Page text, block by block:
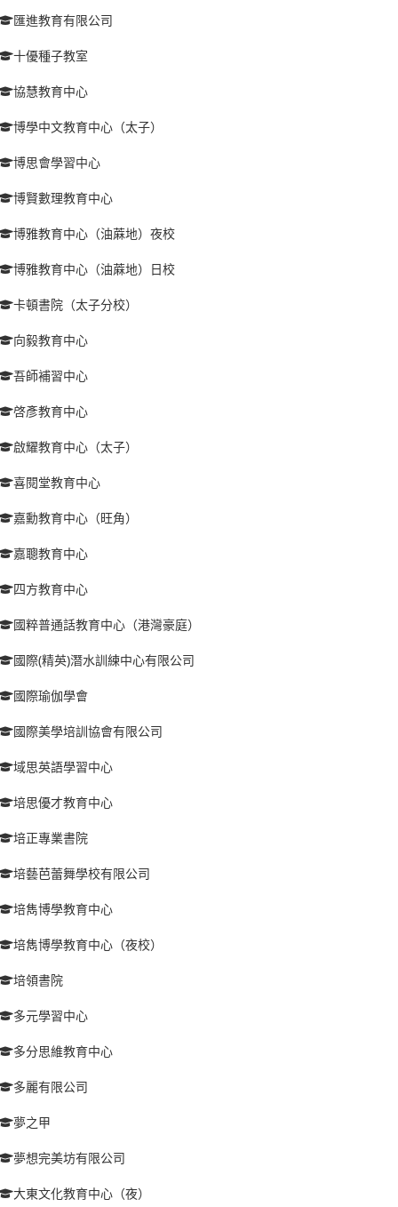
匯進教育有限公司
十優種子教室
協慧教育中心
博學中文教育中心（太子）
博思會學習中心
博賢數理教育中心
博雅教育中心（油蔴地）夜校
博雅教育中心（油蔴地）日校
卡頓書院（太子分校）
向毅教育中心
吾師補習中心
啓彥教育中心
啟耀教育中心（太子）
喜閱堂教育中心
嘉勳教育中心（旺角）
嘉聰教育中心
四方教育中心
國粹普通話教育中心（港灣豪庭）
國際(精英)潛水訓練中心有限公司
國際瑜伽學會
國際美學培訓協會有限公司
域思英語學習中心
培思優才教育中心
培正專業書院
培藝芭蕾舞學校有限公司
培雋博學教育中心
培雋博學教育中心（夜校）
培領書院
多元學習中心
多分思維教育中心
多麗有限公司
夢之甲
夢想完美坊有限公司
大東文化教育中心（夜）